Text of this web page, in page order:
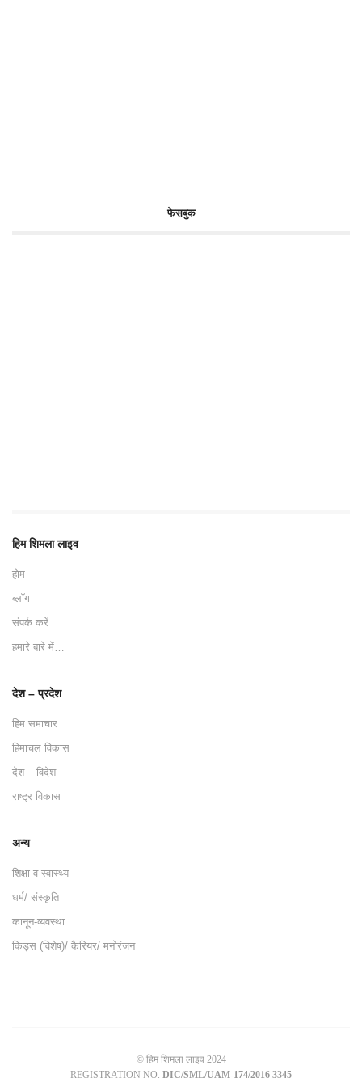
फेसबुक
हिम शिमला लाइव
होम
ब्लॉग
संपर्क करें
हमारे बारे में…
देश – प्रदेश
हिम समाचार
हिमाचल विकास
देश – विदेश
राष्ट्र विकास
अन्य
शिक्षा व स्वास्थ्य
धर्म/ संस्कृति
कानून-व्यवस्था
किड्स (विशेष)/ कैरियर/ मनोरंजन
© हिम शिमला लाइव 2024
REGISTRATION NO. DIC/SML/UAM-174/2016 3345